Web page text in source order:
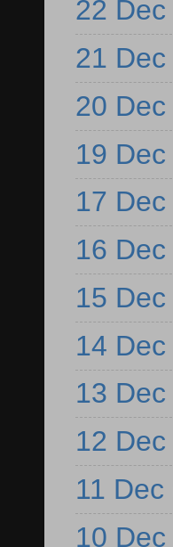
22 Dec
21 Dec
20 Dec
19 Dec
17 Dec
16 Dec
15 Dec
14 Dec
13 Dec
12 Dec
11 Dec
10 Dec